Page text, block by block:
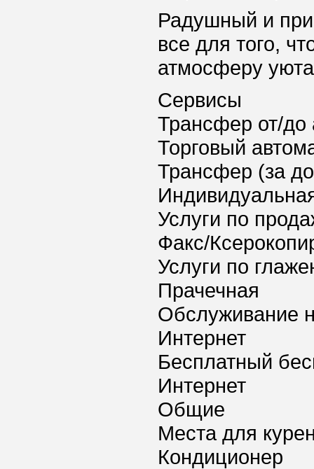
Радушный и
все для того,
атмосферу
Сервисы
Трансфер от/до
Торговый
Трансфер (за
Услуги по
Факс/
Услуги по
Прачечная
Обслуживание
Интернет
Бесплатный
Интернет
Общие
Места для
Кондиционер